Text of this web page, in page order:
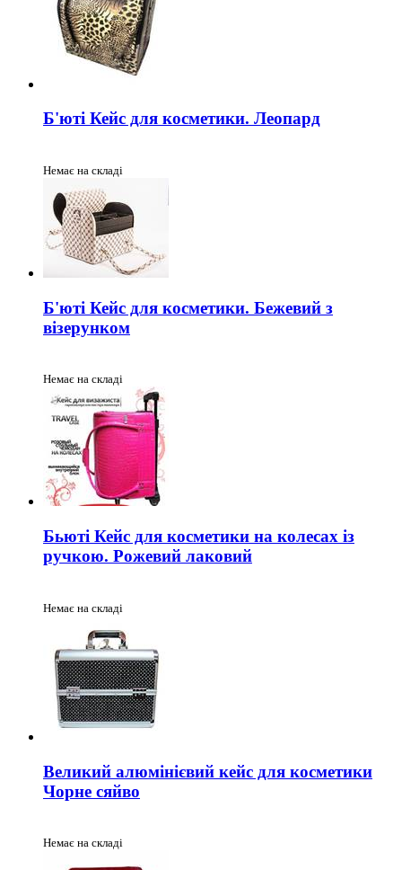
Б'юті Кейс для косметики. Леопард
Немає на складі
Б'юті Кейс для косметики. Бежевий з
візерунком
Немає на складі
Бьюті Кейс для косметики на колесах із
ручкою. Рожевий лаковий
Немає на складі
Великий алюмінієвий кейс для косметики
Чорне сяйво
Немає на складі